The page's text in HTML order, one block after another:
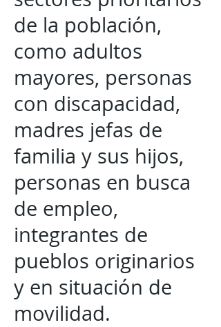
de la población,
como adultos
mayores, personas
con discapacidad,
madres jefas de
familia y sus hijos,
personas en busca
de empleo,
integrantes de
pueblos originarios
y en situación de
movilidad.